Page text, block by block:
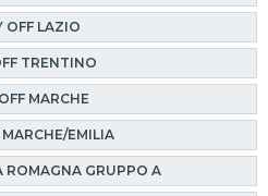
OFF LAZIO
TRENTINO
MARCHE
MARCHE/EMILIA
ROMAGNA GRUPPO A